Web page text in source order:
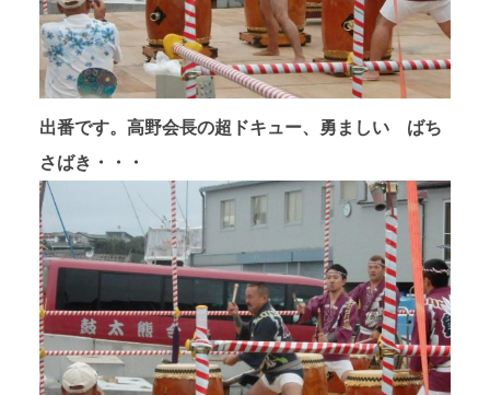
出番です。高野会長の超ドキュー、勇ましい ばち
さばき・・・